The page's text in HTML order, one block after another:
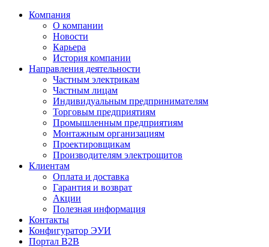
Компания
О компании
Новости
Карьера
История компании
Направления деятельности
Частным электрикам
Частным лицам
Индивидуальным предпринимателям
Торговым предприятиям
Промышленным предприятиям
Монтажным организациям
Проектировщикам
Производителям электрощитов
Клиентам
Оплата и доставка
Гарантия и возврат
Акции
Полезная информация
Контакты
Конфигуратор ЭУИ
Портал B2B